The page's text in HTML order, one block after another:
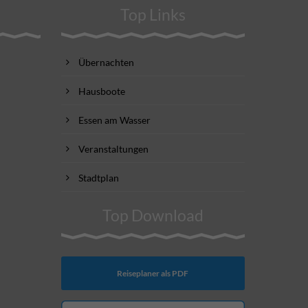
Top Links
Übernachten
Hausboote
Essen am Wasser
Veranstaltungen
Stadtplan
Top Download
Reiseplaner als PDF